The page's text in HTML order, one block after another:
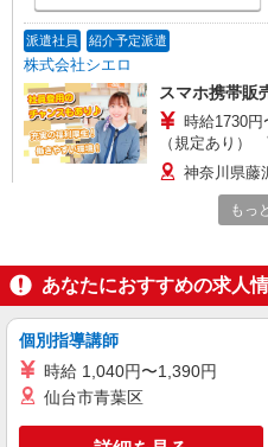
派遣社員 紹介予定派遣
株式会社シエロ
スマホ携帯販
時給1730
（規定あり） ゜+゜・。○。・゜+゜・。○。・゜
+゜ 入社祝い金10万
頂くと, インセンテ
い・週払い可
+゜・。○。・
神奈川県藤
派遣社員 紹介予定派遣
株式会社シエロ
人気機種に
月給
○。・゜+゜ 入社
神奈川県藤
もっ
あなたにおすすめの求人
個別指導講師
時給 1,040円〜1,390円
仙台市青葉区